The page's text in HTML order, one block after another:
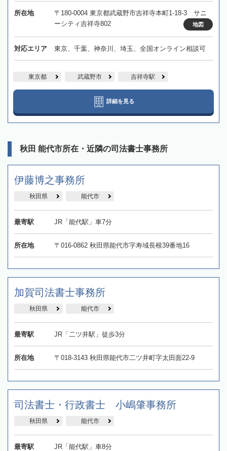
所在地
〒180-0004 東京都武蔵野市吉祥寺本町1-18-3 サニ
ーシティ吉祥寺802
地図
対応エリア 東京、千葉、神奈川、埼玉、全国オンライン相談可
東京都 武蔵野市 吉祥寺駅
詳細を見る
秋田 能代市所在・近隣の司法書士事務所
伊藤博之事務所
秋田県 能代市
最寄駅 JR「能代駅」車7分
所在地 〒016-0862 秋田県能代市字寿域長根39番地16
加賀司法書士事務所
秋田県 能代市
最寄駅 JR「二ツ井駅」徒歩3分
所在地 〒018-3143 秋田県能代市二ツ井町字太田面22-9
司法書士・行政書士 小嶋肇事務所
秋田県 能代市
最寄駅 JR「能代駅」車8分